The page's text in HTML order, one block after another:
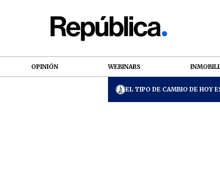
OPINIÓN WEBINARS
EL TIPO DE CAMBIO DE HOY